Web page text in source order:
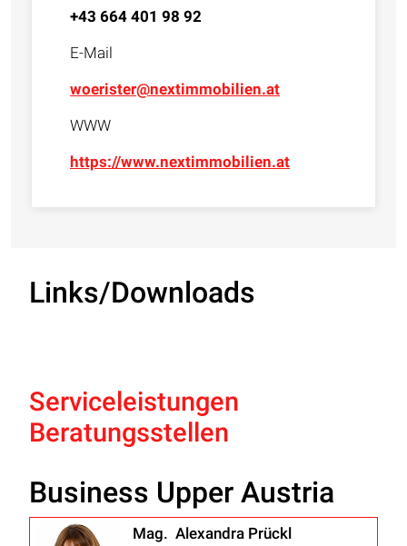
+43 664 401 98 92
E-Mail
woerister@nextimmobilien.at
WWW
https://www.nextimmobilien.at
Links/Downloads
Serviceleistungen
Beratungsstellen
Business Upper Austria
Mag. Alexandra Prückl